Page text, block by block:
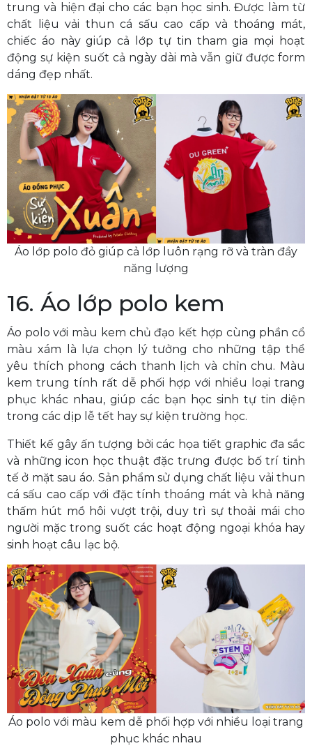
trung và hiện đại cho các bạn học sinh. Được làm từ
chất liệu vải thun cá sấu cao cấp và thoáng mát,
chiếc áo này giúp cả lớp tự tin tham gia mọi hoạt
động sự kiện suốt cả ngày dài mà vẫn giữ được form
dáng đẹp nhất.
Áo lớp polo đỏ giúp cả lớp luôn rạng rỡ và tràn đầy
năng lượng
16. Áo lớp polo kem
Áo polo với màu kem chủ đạo kết hợp cùng phần cổ
màu xám là lựa chọn lý tưởng cho những tập thể
yêu thích phong cách thanh lịch và chỉn chu. Màu
kem trung tính rất dễ phối hợp với nhiều loại trang
phục khác nhau, giúp các bạn học sinh tự tin diện
trong các dịp lễ tết hay sự kiện trường học.
Thiết kế gây ấn tượng bởi các họa tiết graphic đa sắc
và những icon học thuật đặc trưng được bố trí tinh
tế ở mặt sau áo. Sản phẩm sử dụng chất liệu vải thun
cá sấu cao cấp với đặc tính thoáng mát và khả năng
thấm hút mồ hôi vượt trội, duy trì sự thoải mái cho
người mặc trong suốt các hoạt động ngoại khóa hay
sinh hoạt câu lạc bộ.
Áo polo với màu kem dễ phối hợp với nhiều loại trang
phục khác nhau